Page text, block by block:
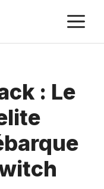
: Le